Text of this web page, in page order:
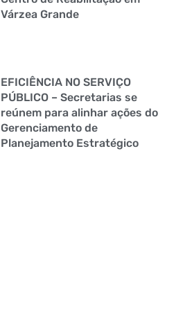
Várzea Grande
EFICIÊNCIA NO SERVIÇO
PÚBLICO – Secretarias se
reúnem para alinhar ações do
Gerenciamento de
Planejamento Estratégico